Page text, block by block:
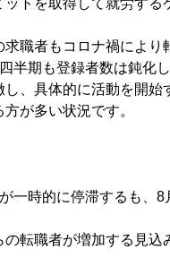
ットを取得して就労する
求職者もコロナ禍により
半期も登録者数は鈍化
し、具体的に活動を開始
が多い状況です。
一時的に停滞するも、8
の転職者が増加する見込